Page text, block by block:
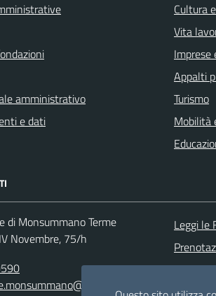
amministrativo
e dati
Cultura
Vita
Imprese
Appalti
Turismo
Mobilità
di Monsummano Terme
Novembre, 75/h
Leggi le